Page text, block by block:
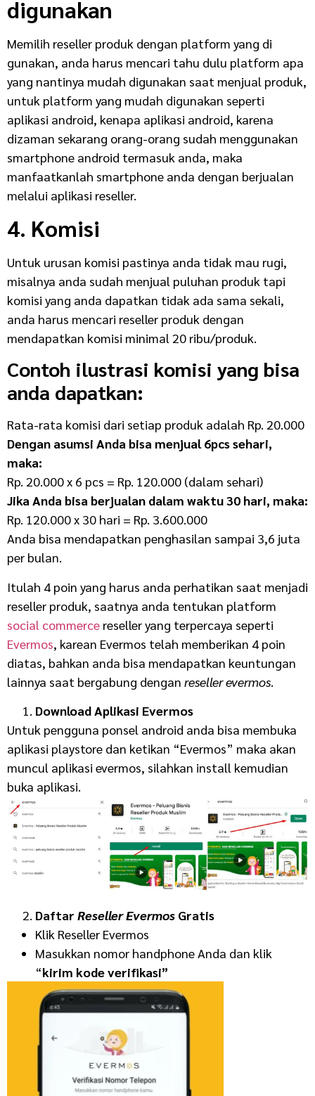
digunakan
Memilih reseller produk dengan platform yang di
gunakan, anda harus mencari tahu dulu platform apa
yang nantinya mudah digunakan saat menjual produk,
untuk platform yang mudah digunakan seperti
aplikasi android, kenapa aplikasi android, karena
dizaman sekarang orang-orang sudah menggunakan
smartphone android termasuk anda, maka
manfaatkanlah smartphone anda dengan berjualan
melalui aplikasi reseller.
4. Komisi
Untuk urusan komisi pastinya anda tidak mau rugi,
misalnya anda sudah menjual puluhan produk tapi
komisi yang anda dapatkan tidak ada sama sekali,
anda harus mencari reseller produk dengan
mendapatkan komisi minimal 20 ribu/produk.
Contoh ilustrasi komisi yang bisa
anda dapatkan:
Rata-rata komisi dari setiap produk adalah Rp. 20.000
Dengan asumsi Anda bisa menjual 6pcs sehari,
maka:
Rp. 20.000 x 6 pcs = Rp. 120.000 (dalam sehari)
Jika Anda bisa berjualan dalam waktu 30 hari, maka:
Rp. 120.000 x 30 hari = Rp. 3.600.000
Anda bisa mendapatkan penghasilan sampai 3,6 juta
per bulan.
Itulah 4 poin yang harus anda perhatikan saat menjadi
reseller produk, saatnya anda tentukan platform
social commerce reseller yang terpercaya seperti
Evermos, karean Evermos telah memberikan 4 poin
diatas, bahkan anda bisa mendapatkan keuntungan
lainnya saat bergabung dengan reseller evermos.
Download Aplikasi Evermos
Untuk pengguna ponsel android anda bisa membuka
aplikasi playstore dan ketikan “Evermos” maka akan
muncul aplikasi evermos, silahkan install kemudian
buka aplikasi.
Daftar Reseller Evermos Gratis
Klik Reseller Evermos
Masukkan nomor handphone Anda dan klik
“kirim kode verifikasi”